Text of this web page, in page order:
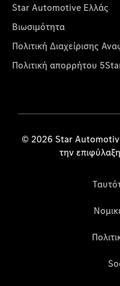
Star Automotive Ελλάς
Βιωσιμότητα
Πολιτική Διαχείρισης
Πολιτική απορρήτου
© 2026 Star
την